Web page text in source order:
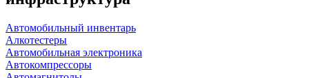
Автомобильный инвентарь
Алкотестеры
Автомобильная электроника
Автокомпрессоры